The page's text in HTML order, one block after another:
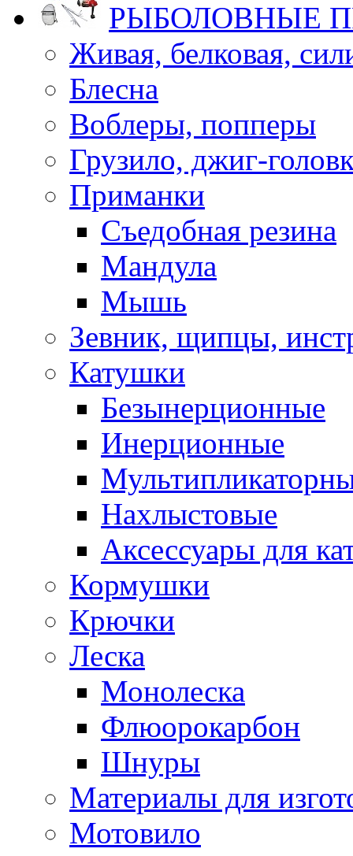
РЫБОЛОВНЫЕ
Живая, белковая,
Блесна
Воблеры, попперы
Грузило, джиг-
Приманки
Съедобная резина
Мандула
Мышь
Зевник, щипцы,
Катушки
Безынерционные
Инерционные
Нахлыстовые
Аксессуары для
Кормушки
Крючки
Леска
Монолеска
Флюорокарбон
Шнуры
Материалы для
Мотовило